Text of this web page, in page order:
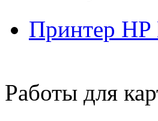
Принтер HP
Работы для